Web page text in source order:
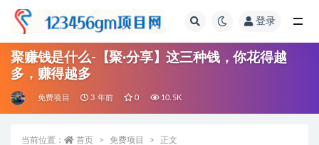
登录
聚赚钱是什么-【聚·分享】这三种钱，你花得越
多，赚得越多
免费项目 3 年前 0 10.5K
当前位置： 首页 免费项目 正文